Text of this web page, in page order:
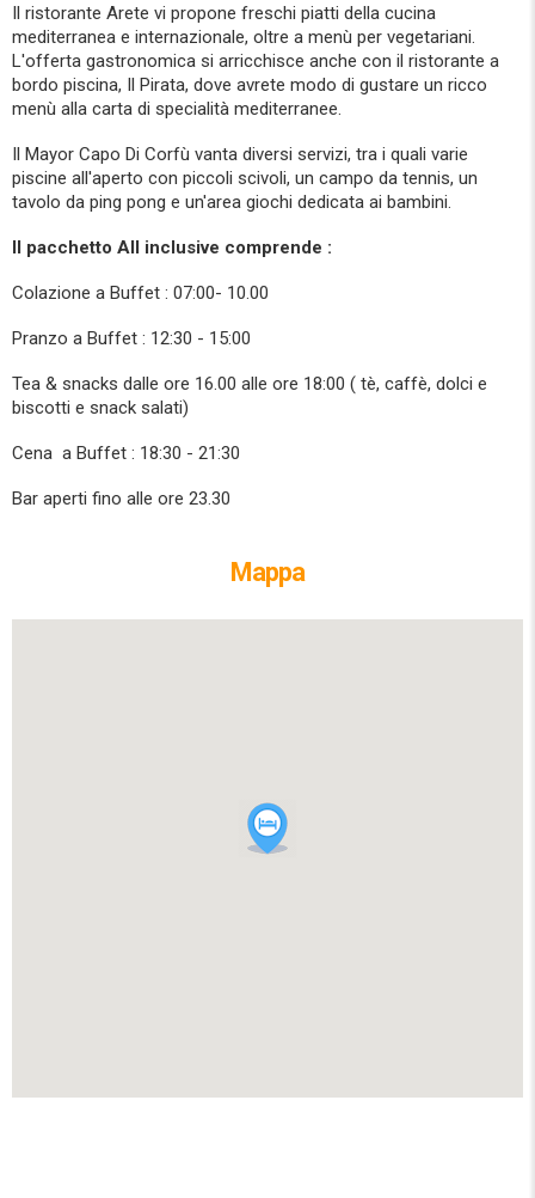
Il ristorante Arete vi propone freschi piatti della cucina
mediterranea e internazionale, oltre a menù per vegetariani.
L'offerta gastronomica si arricchisce anche con il ristorante a
bordo piscina, Il Pirata, dove avrete modo di gustare un ricco
menù alla carta di specialità mediterranee.
Il Mayor Capo Di Corfù vanta diversi servizi, tra i quali varie
piscine all'aperto con piccoli scivoli, un campo da tennis, un
tavolo da ping pong e un'area giochi dedicata ai bambini.
Il pacchetto All inclusive comprende :
Colazione a Buffet : 07:00- 10.00
Pranzo a Buffet : 12:30 - 15:00
Tea & snacks dalle ore 16.00 alle ore 18:00 ( tè, caffè, dolci e
biscotti e snack salati)
Cena a Buffet : 18:30 - 21:30
Bar aperti fino alle ore 23.30
Mappa